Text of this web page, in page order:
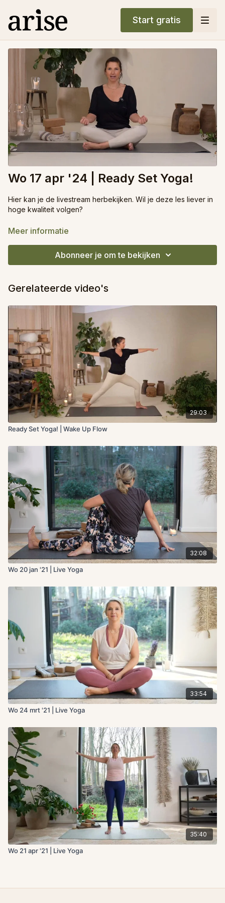
Start gratis
Wo 17 apr '24 | Ready Set Yoga!
Hier kan je de livestream herbekijken. Wil je deze les liever in
hoge kwaliteit volgen?
Je vindt ze in de reeks '
Meer informatie
Abonneer je om te bekijken
Gerelateerde video's
29:03
Ready Set Yoga! | Wake Up Flow
32:08
Wo 20 jan '21 | Live Yoga
33:54
Wo 24 mrt '21 | Live Yoga
35:40
Wo 21 apr '21 | Live Yoga